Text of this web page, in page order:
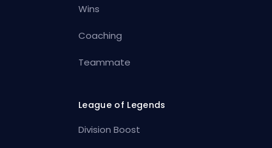
Wins
Coaching
Teammate
League of Legends
Division Boost